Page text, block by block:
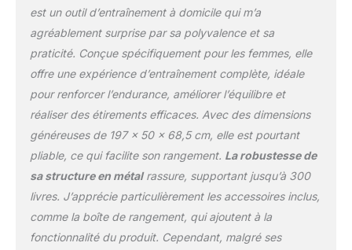
est un outil d’entraînement à domicile qui m’a
agréablement surprise par sa polyvalence et sa
praticité. Conçue spécifiquement pour les femmes, elle
offre une expérience d’entraînement complète, idéale
pour renforcer l’endurance, améliorer l’équilibre et
réaliser des étirements efficaces. Avec des dimensions
généreuses de 197 x 50 x 68,5 cm, elle est pourtant
pliable, ce qui facilite son rangement. La robustesse de
sa structure en métalrassure, supportant jusqu’à 300
livres. J’apprécie particulièrement les accessoires inclus,
comme la boîte de rangement, qui ajoutent à la
fonctionnalité du produit. Cependant, malgré ses